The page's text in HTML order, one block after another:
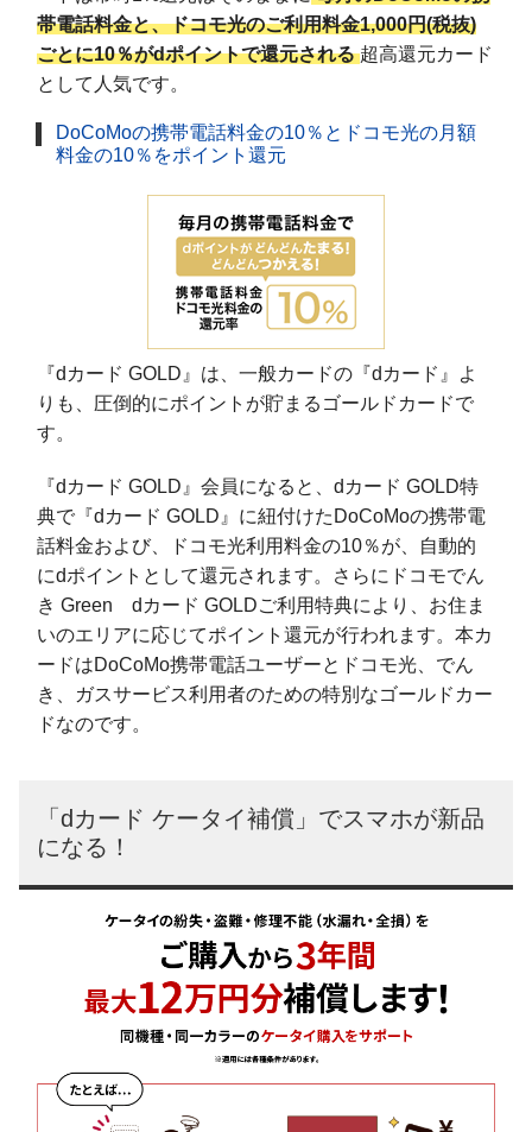
帯電話料金と、ドコモ光のご利用料金1,000円(税抜)
ごとに10％がdポイントで還元される 超高還元カード
として人気です。
DoCoMoの携帯電話料金の10％とドコモ光の月額
料金の10％をポイント還元
『dカード GOLD』は、一般カードの『dカード』よ
りも、圧倒的にポイントが貯まるゴールドカードで
す。
『dカード GOLD』会員になると、dカード GOLD特
典で『dカード GOLD』に紐付けたDoCoMoの携帯電
話料金および、ドコモ光利用料金の10％が、自動的
にdポイントとして還元されます。さらにドコモでん
き Green dカード GOLDご利用特典により、お住ま
いのエリアに応じてポイント還元が行われます。本カ
ードはDoCoMo携帯電話ユーザーとドコモ光、でん
き、ガスサービス利用者のための特別なゴールドカー
ドなのです。
「dカード ケータイ補償」でスマホが新品
になる！